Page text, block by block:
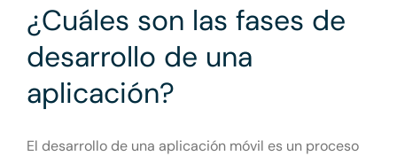
¿Cuáles son las fases de
desarrollo de una
aplicación?
El desarrollo de una aplicación móvil es un proceso